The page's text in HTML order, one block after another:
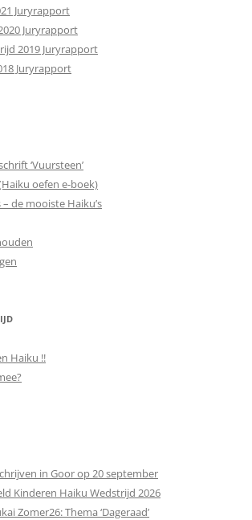
Juryrapport
Juryrapport
2019 Juryrapport
Juryrapport
‘Vuursteen’
oefen e-boek)
de mooiste Haiku’s
Haiku !!
in Goor op 20 september
Kinderen Haiku Wedstrijd 2026
Zomer26: Thema ‘Dageraad’